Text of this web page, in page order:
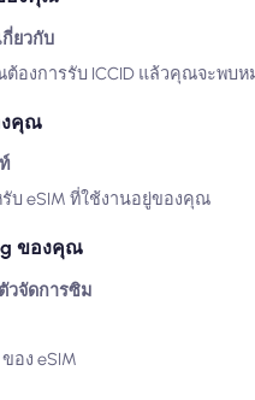
กี่ยวกับ
องการรับ ICCID แล้วคุณจะพบ
งคุณ
รับ eSIM ที่ใช้งานอยู่ของคุณ
ของคุณ
วจัดการซิม
ของ eSIM